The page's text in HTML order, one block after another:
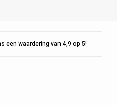
een waardering van 4,9 op 5!